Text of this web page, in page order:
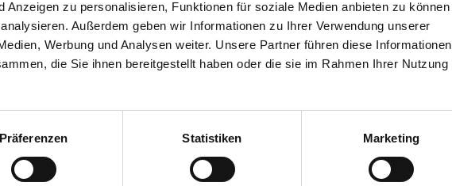
Anzeigen zu personalisieren, Funktionen für soziale Medien anbieten zu können
Außerdem geben wir Informationen zu Ihrer Verwendung unserer
Werbung und Analysen weiter. Unsere Partner führen diese Informationen
die Sie ihnen bereitgestellt haben oder die sie im Rahmen Ihrer Nutzung
Präferenzen Statistiken Marketing
99,99%
Die Reinheit der Abluft ist bei
von der Saugleistung.